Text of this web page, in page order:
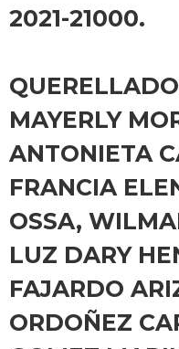
2021-21000.
MAYERLY
ANTONIETA
FRANCIA
OSSA,
LUZ DARY
FAJARDO
ORDOÑEZ